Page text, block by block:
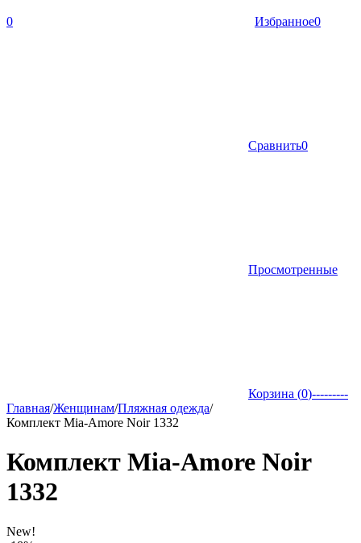
0 Избранное0
Сравнить0
Просмотренные
Корзина (0)---------
Главная/Женщинам/Пляжная одежда/
Комплект Mia-Amore Noir 1332
Комплект Mia-Amore Noir
1332
New!